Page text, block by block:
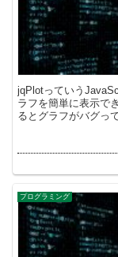
jqPlotっていう
ラフを簡単に表示できて重宝し
るとグラフがバグっ
プログラミング